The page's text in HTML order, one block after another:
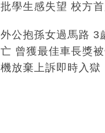
批學生感失望 校方
外公抱孫女過馬路 3
亡 曾獲最佳車長獎被
機放棄上訴即時入獄